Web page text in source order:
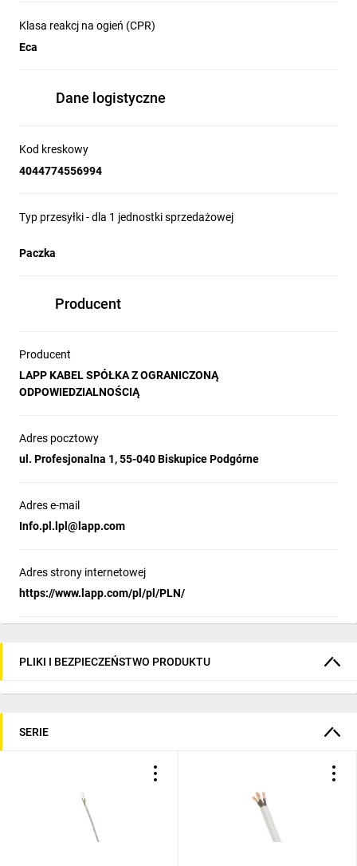
Klasa reakcj na ogień (CPR)
Eca
Dane logistyczne
Kod kreskowy
4044774556994
Typ przesyłki - dla 1 jednostki sprzedażowej
Paczka
Producent
Producent
LAPP KABEL SPÓŁKA Z OGRANICZONĄ
ODPOWIEDZIALNOŚCIĄ
Adres pocztowy
ul. Profesjonalna 1, 55-040 Biskupice Podgórne
Adres e-mail
Info.pl.lpl@lapp.com
Adres strony internetowej
https://www.lapp.com/pl/pl/PLN/
PLIKI I BEZPIECZEŃSTWO PRODUKTU
SERIE